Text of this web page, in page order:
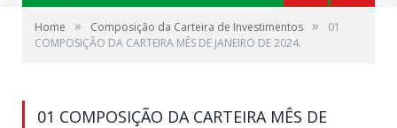
Home » Composição da Carteira de Investimentos »
01
COMPOSIÇÃO DA CARTEIRA MÊS DE JANEIRO DE 2024.
01 COMPOSIÇÃO DA CARTEIRA MÊS DE